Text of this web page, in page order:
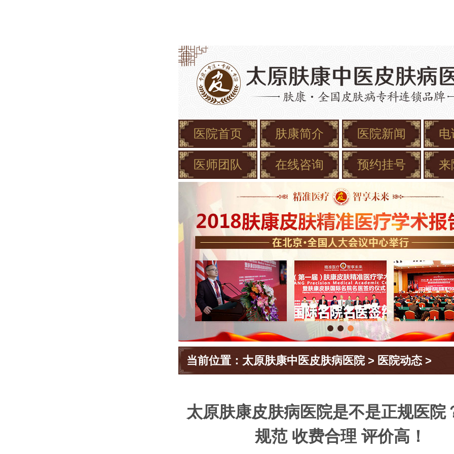
医院首页 肤康简介 医院新闻 电
医师团队 在线咨询 预约挂号 来
当前位置： 太原肤康中医皮肤病医院> 医院动态 >
太原肤康皮肤病医院是不是正规医院
规范 收费合理 评价高！